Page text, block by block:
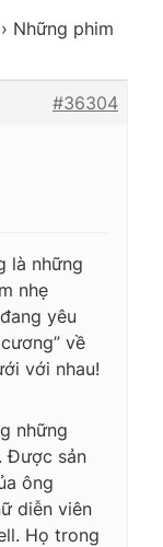
› Những phim
#36304
là những
nhẹ
yêu
về
với nhau!
những
Được sản
ông
diễn viên
Họ trong